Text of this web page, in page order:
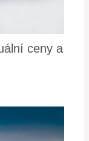
ceny a